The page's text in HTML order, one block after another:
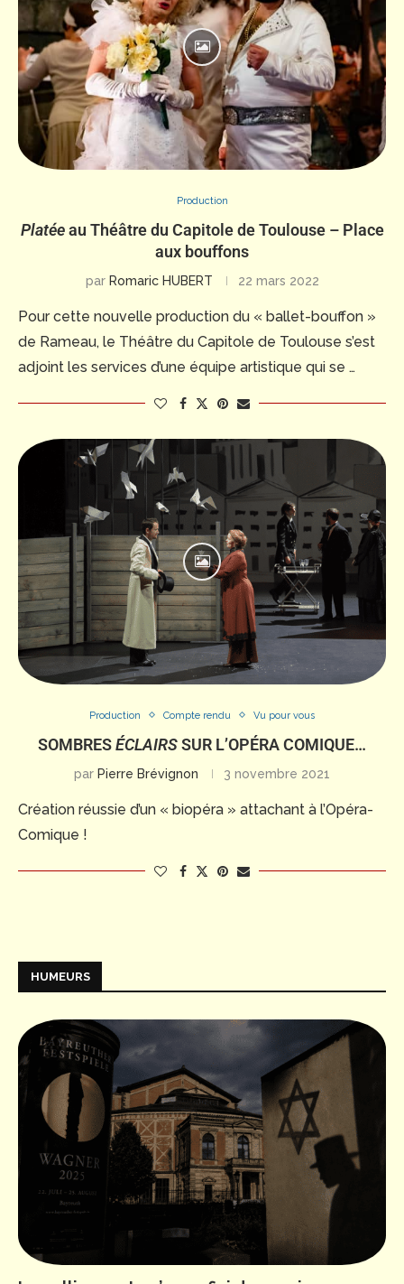
Production
Platéeau Théâtre du Capitole de Toulouse – Place
aux bouffons
par Romaric HUBERT 22 mars 2022
Pour cette nouvelle production du « ballet-bouffon »
de Rameau, le Théâtre du Capitole de Toulouse s’est
adjoint les services d’une équipe artistique qui se …
Production Compte rendu Vu pour vous
SOMBRESÉCLAIRSSUR L’OPÉRA COMIQUE…
par Pierre Brévignon 3 novembre 2021
Création réussie d’un « biopéra » attachant à l’Opéra-
Comique !
HUMEURS